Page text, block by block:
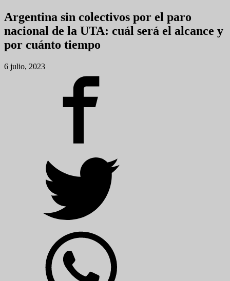
Argentina sin colectivos por el paro
nacional de la UTA: cuál será el alcance y
por cuánto tiempo
6 julio, 2023